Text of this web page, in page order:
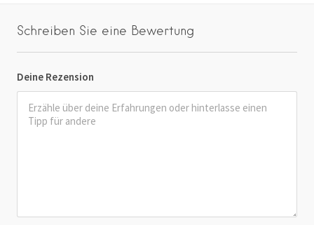
Schreiben Sie eine Bewertung
Deine Rezension